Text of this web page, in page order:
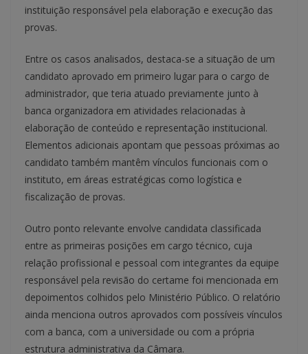
instituição responsável pela elaboração e execução das
provas.
Entre os casos analisados, destaca-se a situação de um
candidato aprovado em primeiro lugar para o cargo de
administrador, que teria atuado previamente junto à
banca organizadora em atividades relacionadas à
elaboração de conteúdo e representação institucional.
Elementos adicionais apontam que pessoas próximas ao
candidato também mantêm vínculos funcionais com o
instituto, em áreas estratégicas como logística e
fiscalização de provas.
Outro ponto relevante envolve candidata classificada
entre as primeiras posições em cargo técnico, cuja
relação profissional e pessoal com integrantes da equipe
responsável pela revisão do certame foi mencionada em
depoimentos colhidos pelo Ministério Público. O relatório
ainda menciona outros aprovados com possíveis vínculos
com a banca, com a universidade ou com a própria
estrutura administrativa da Câmara.